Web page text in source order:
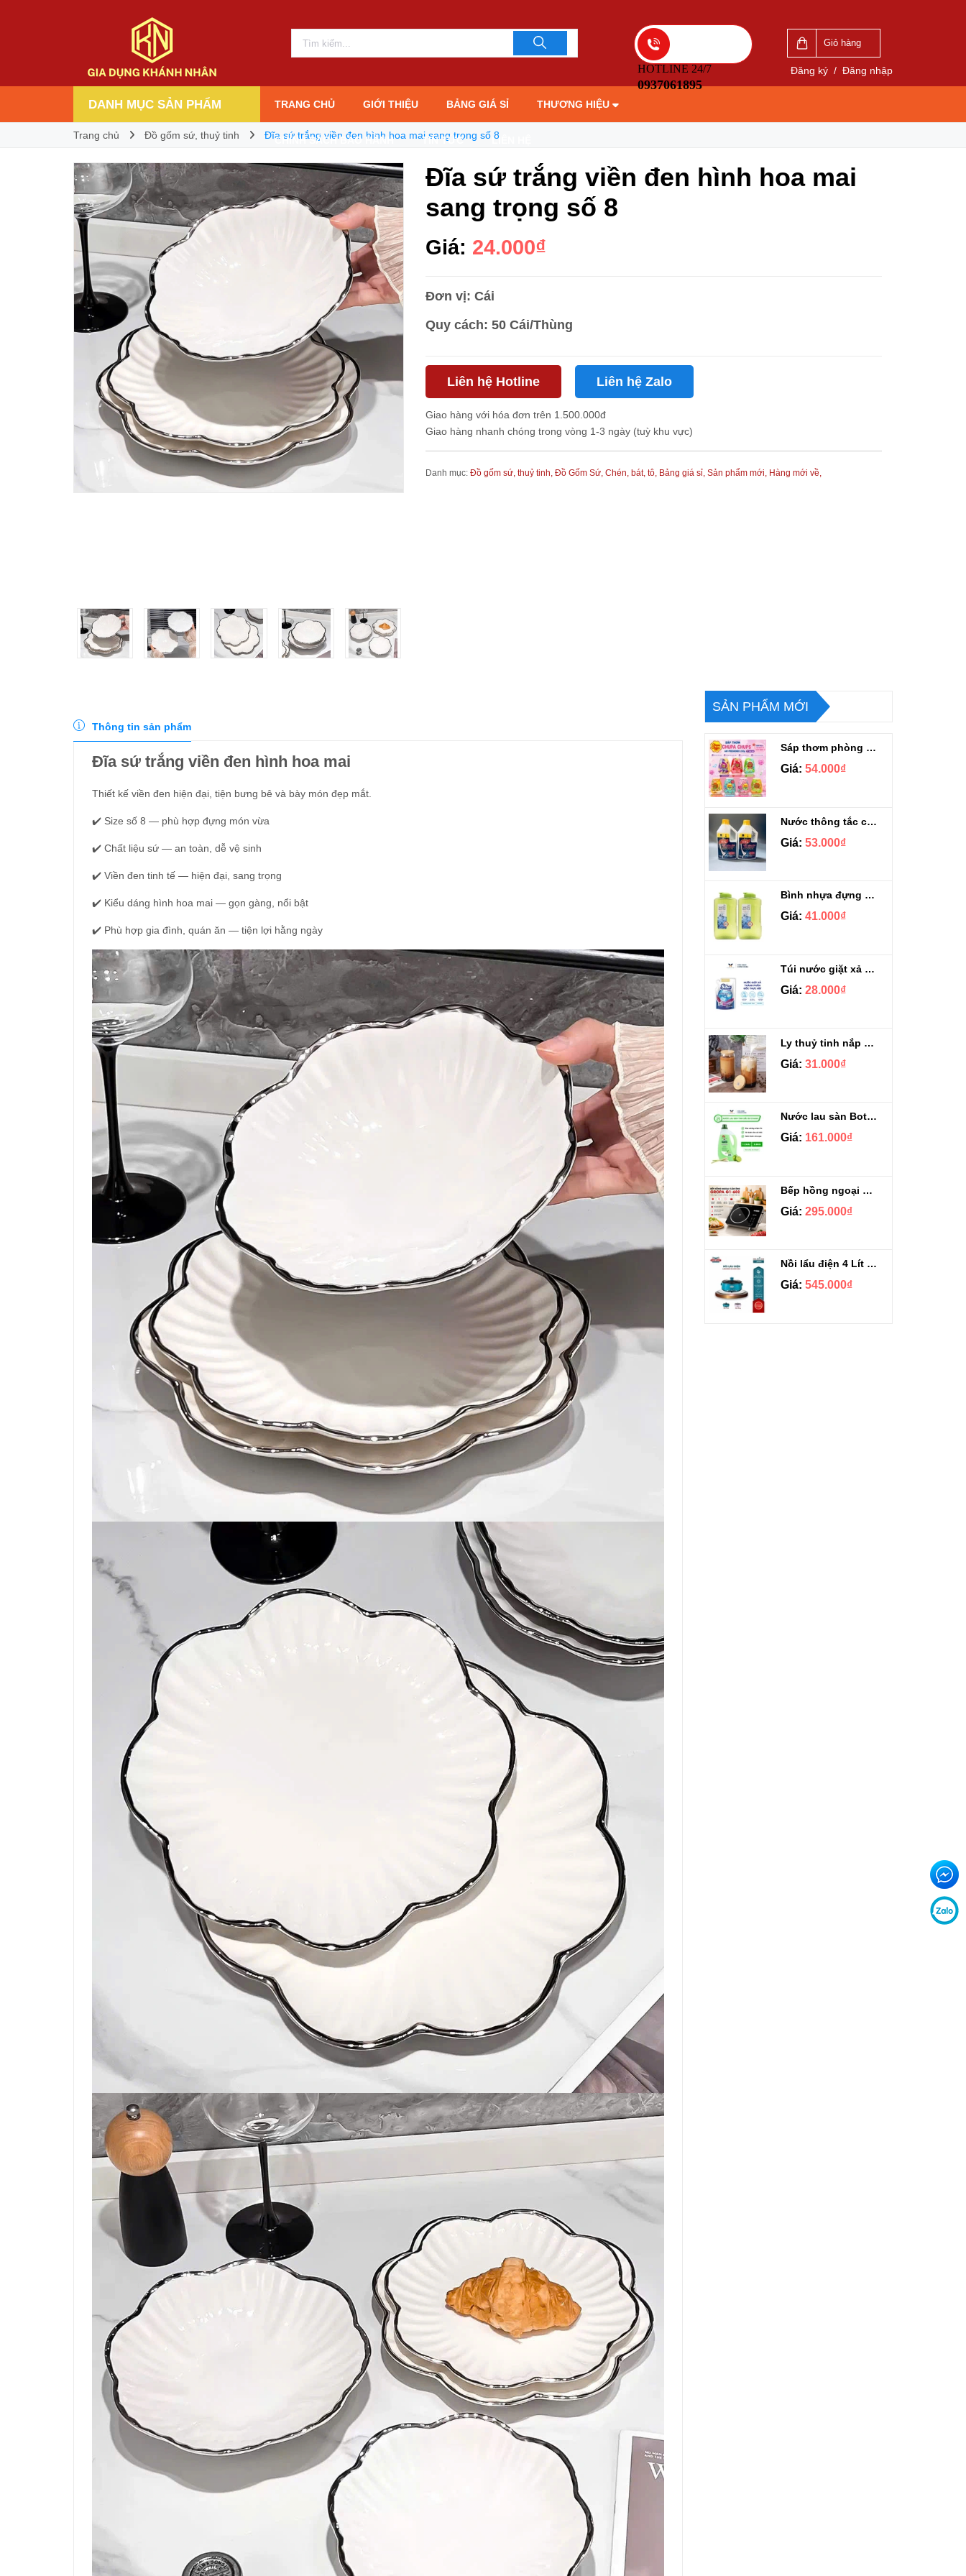
HOTLINE 24/7
0937061895
Giỏ hàng
Đăng ký / Đăng nhập
DANH MỤC SẢN PHẨM TRANG CHỦ GIỚI THIỆU BẢNG GIÁ SỈ THƯƠNG HIỆU
CHÍNH SÁCH BẢO HÀNH TIN TỨC LIÊN HỆ
Trang chủ Đồ gốm sứ, thuỷ tinh Đĩa sứ trắng viền đen hình hoa mai sang trọng số 8
Đĩa sứ trắng viền đen hình hoa mai
sang trọng số 8
Giá: 24.000₫
Đơn vị: Cái
Quy cách: 50 Cái/Thùng
Liên hệ Hotline Liên hệ Zalo
Giao hàng với hóa đơn trên 1.500.000đ
Giao hàng nhanh chóng trong vòng 1-3 ngày (tuỳ khu vực)
Danh mục: Đồ gốm sứ, thuỷ tinh, Đồ Gốm Sứ, Chén, bát, tô, Bảng giá sỉ, Sản phẩm mới, Hàng mới về,
Giá bán: 24.000₫ 0937061895 0937061895
Thông tin sản phẩm
Đĩa sứ trắng viền đen hình hoa mai
Thiết kế viền đen hiện đại, tiện bưng bê và bày món đẹp mắt.
✔️ Size số 8 — phù hợp đựng món vừa
✔️ Chất liệu sứ — an toàn, dễ vệ sinh
✔️ Viền đen tinh tế — hiện đại, sang trọng
✔️ Kiểu dáng hình hoa mai — gọn gàng, nổi bật
✔️ Phù hợp gia đình, quán ăn — tiện lợi hằng ngày
SẢN PHẨM MỚI
Sáp thơm phòng Chupa Chups Thái Lan 230g
Giá: 54.000₫
Nước thông tắc cầu cống siêu mạnh Sifa 1.4kg
Giá: 53.000₫
Bình nhựa đựng nước Aqua Lock&Lock 2.1L
Giá: 41.000₫
Túi nước giặt xả Sizen hương nước hoa 500 ml
Giá: 28.000₫
Ly thuỷ tinh nắp gỗ kèm ống hút chịu nhiệt 500ml
Giá: 31.000₫
Nước lau sàn Botany tinh dầu sả chanh chai 3.9kg
Giá: 161.000₫
Bếp hồng ngoại cảm ứng Gropa G1-602
Giá: 295.000₫
Nồi lẩu điện 4 Lít Ladomax HA-238
Giá: 545.000₫